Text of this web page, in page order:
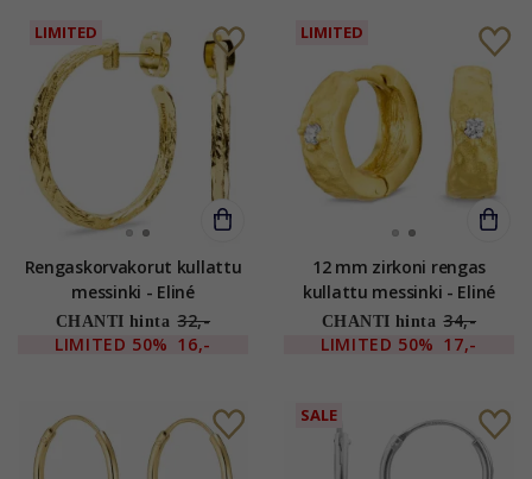
LIMITED
Rengaskorvakorut kullattu
messinki - Eliné
CHANTI hinta 32,-
LIMITED 50% 16,-
LIMITED
12 mm zirkoni rengas
kullattu messinki - Eliné
CHANTI hinta 34,-
LIMITED 50% 17,-
SALE